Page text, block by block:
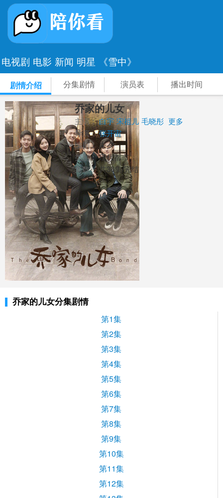
电视剧 电影 新闻 明星 《雪中》
剧情介绍 分集剧情 演员表 播出时间
乔家的儿女
主演：白宇 宋祖儿 毛晓彤 更多
导演：张开宙
编剧： 未夕
类别：现代都市
集数：共36集/完结
乔家的儿女分集剧情
第1集
第2集
第3集
第4集
第5集
第6集
第7集
第8集
第9集
第10集
第11集
第12集